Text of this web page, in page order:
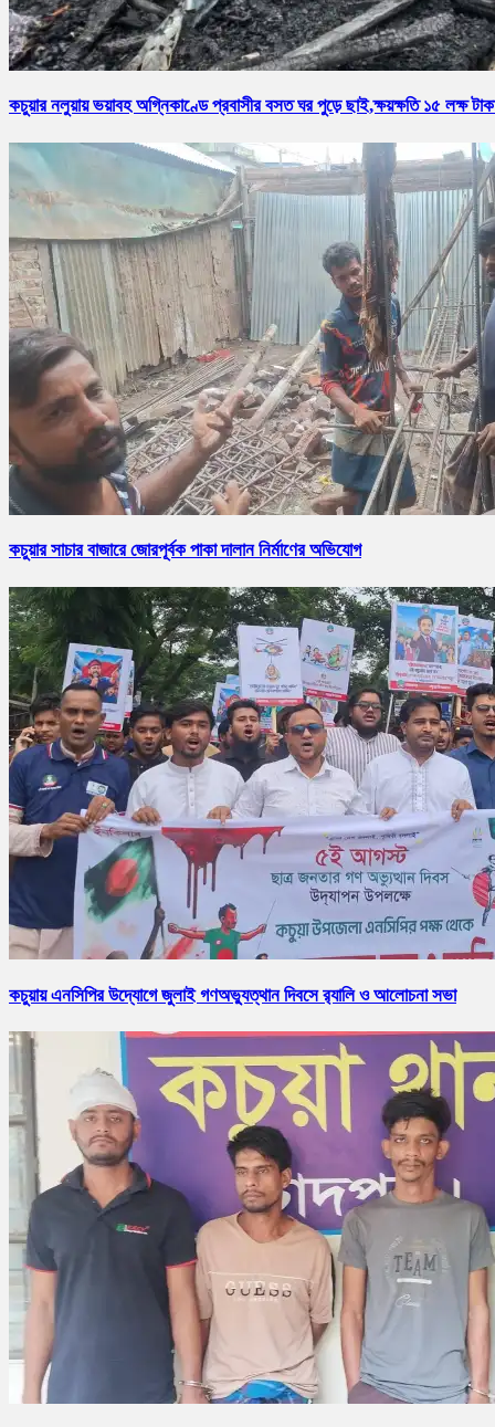
কচুয়ার নলুয়ায় ভয়াবহ অগ্নিকাণ্ডে প্রবাসীর বসত ঘর পুড়ে ছাই,ক্ষয়ক্ষতি ১৫ লক্ষ
কচুয়ার সাচার বাজারে জোরপূর্বক পাকা দালান নির্মাণের অভিযোগ
কচুয়ায় এনসিপির উদ্যোগে জুলাই গণঅভ্যুত্থান দিবসে র‌্যালি ও আলোচনা সভা